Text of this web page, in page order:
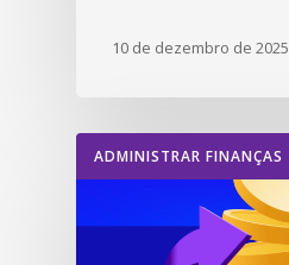
10 de dezembro de 2025
ADMINISTRAR FINANÇAS